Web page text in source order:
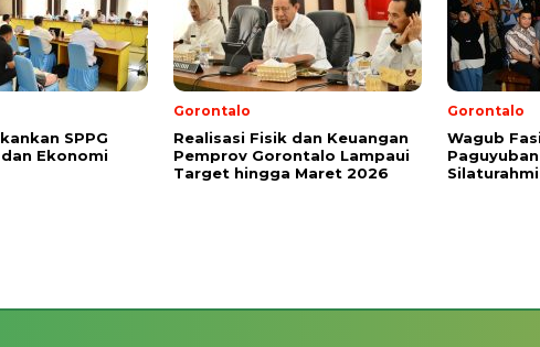
SPPG
Ekonomi
Gorontalo
Realisasi Fisik dan Keuangan
Pemprov Gorontalo Lampaui
Target hingga Maret 2026
Gorontalo
Wagub